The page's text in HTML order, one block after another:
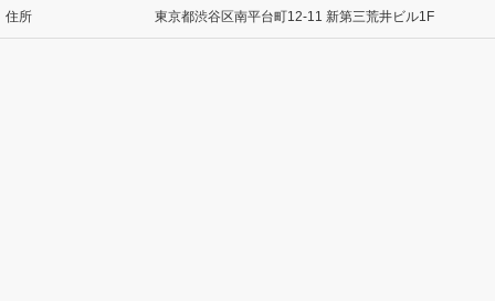
住所 東京都渋谷区南平台町12-11 新第三荒井ビル1F